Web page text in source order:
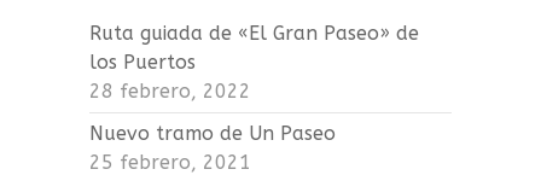
Ruta guiada de «El Gran Paseo» de
los Puertos
28 febrero, 2022
Nuevo tramo de Un Paseo
25 febrero, 2021